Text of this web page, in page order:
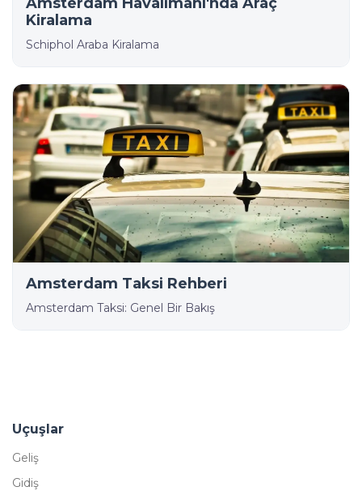
Kiralama
Schiphol Araba Kiralama
Amsterdam Taksi Rehberi
Amsterdam Taksi: Genel Bir Bakış
Uçuşlar
Geliş
Gidiş